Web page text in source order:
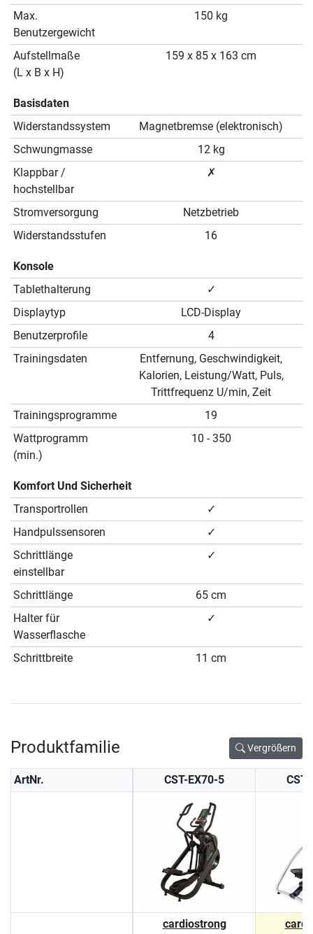
Max.
Benutzergewicht
150 kg
Aufstellmaße
(L x B x H)
159 x 85 x 163 cm
Basisdaten
Widerstandssystem
Magnetbremse (elektronisch)
Schwungmasse
12 kg
Klappbar /
hochstellbar
✗
Stromversorgung
Netzbetrieb
Widerstandsstufen
16
Konsole
Tablethalterung
✓
Displaytyp
LCD-Display
Benutzerprofile
4
Trainingsdaten
Entfernung, Geschwindigkeit,
Kalorien, Leistung/Watt, Puls,
Trittfrequenz U/min, Zeit
Trainingsprogramme
19
Wattprogramm
(min.)
10 - 350
Komfort Und Sicherheit
Transportrollen
✓
Handpulssensoren
✓
Schrittlänge
einstellbar
✓
Schrittlänge
65 cm
Halter für
Wasserflasche
✓
Schrittbreite 11 cm
Produktfamilie Vergrößern
ArtNr. CST-EX70-5
cardiostrong